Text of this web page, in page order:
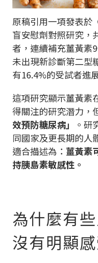
原稿引用一項發表於
盲安慰劑對照研究，
者，連續補充薑黃素
未出現新診斷第二型
有16.4%的受試者進
這項研究顯示薑黃素
得關注的研究潛力，
效預防糖尿病」
。研
同國家及更長期的人
適合描述為： 薑黃素
持胰島素敏感性。
為什麼有
沒有明顯感